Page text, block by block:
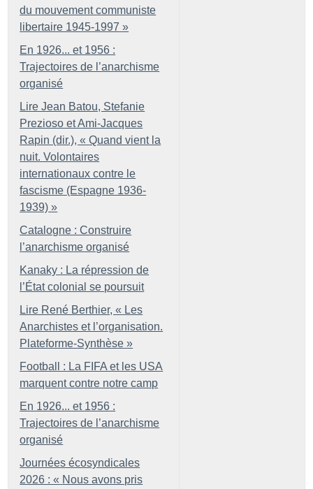
du mouvement communiste
libertaire 1945-1997 »
En 1926... et 1956 :
Trajectoires de l’anarchisme
organisé
Lire Jean Batou, Stefanie
Prezioso et Ami-Jacques
Rapin (dir.), « Quand vient la
nuit. Volontaires
internationaux contre le
fascisme (Espagne 1936-
1939) »
Catalogne : Construire
l’anarchisme organisé
Kanaky : La répression de
l’État colonial se poursuit
Lire René Berthier, « Les
Anarchistes et l’organisation.
Plateforme-Synthèse »
Football : La FIFA et les USA
marquent contre notre camp
En 1926... et 1956 :
Trajectoires de l’anarchisme
organisé
Journées écosyndicales
2026 : « Nous avons pris